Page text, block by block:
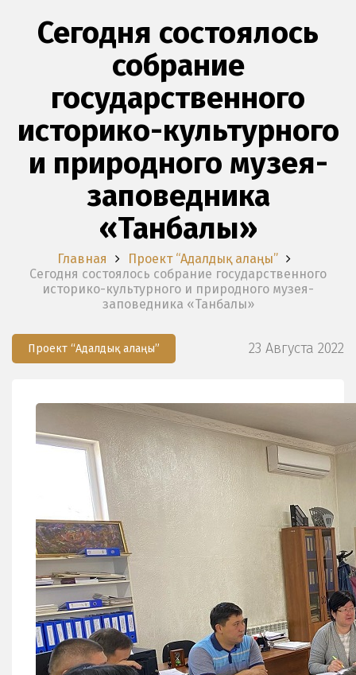
Сегодня состоялось
собрание
государственного
историко-культурного
и природного музея-
заповедника
«Танбалы»
Главная
Проект “Адалдық алаңы”
Сегодня состоялось собрание государственного
историко-культурного и природного музея-
заповедника «Танбалы»
Проект “Адалдық алаңы” 23 Августа 2022